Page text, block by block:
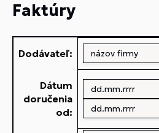
Faktúry
Dodávateľ:
Dátum
doručenia
od: